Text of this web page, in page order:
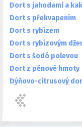
Dort s jahodami a
Dort s překvapením
Dort s rybízem
Dort s rybízovým
Dort s šodó polevou
Dort z pěnové hmoty
Dýňovo-citrusový